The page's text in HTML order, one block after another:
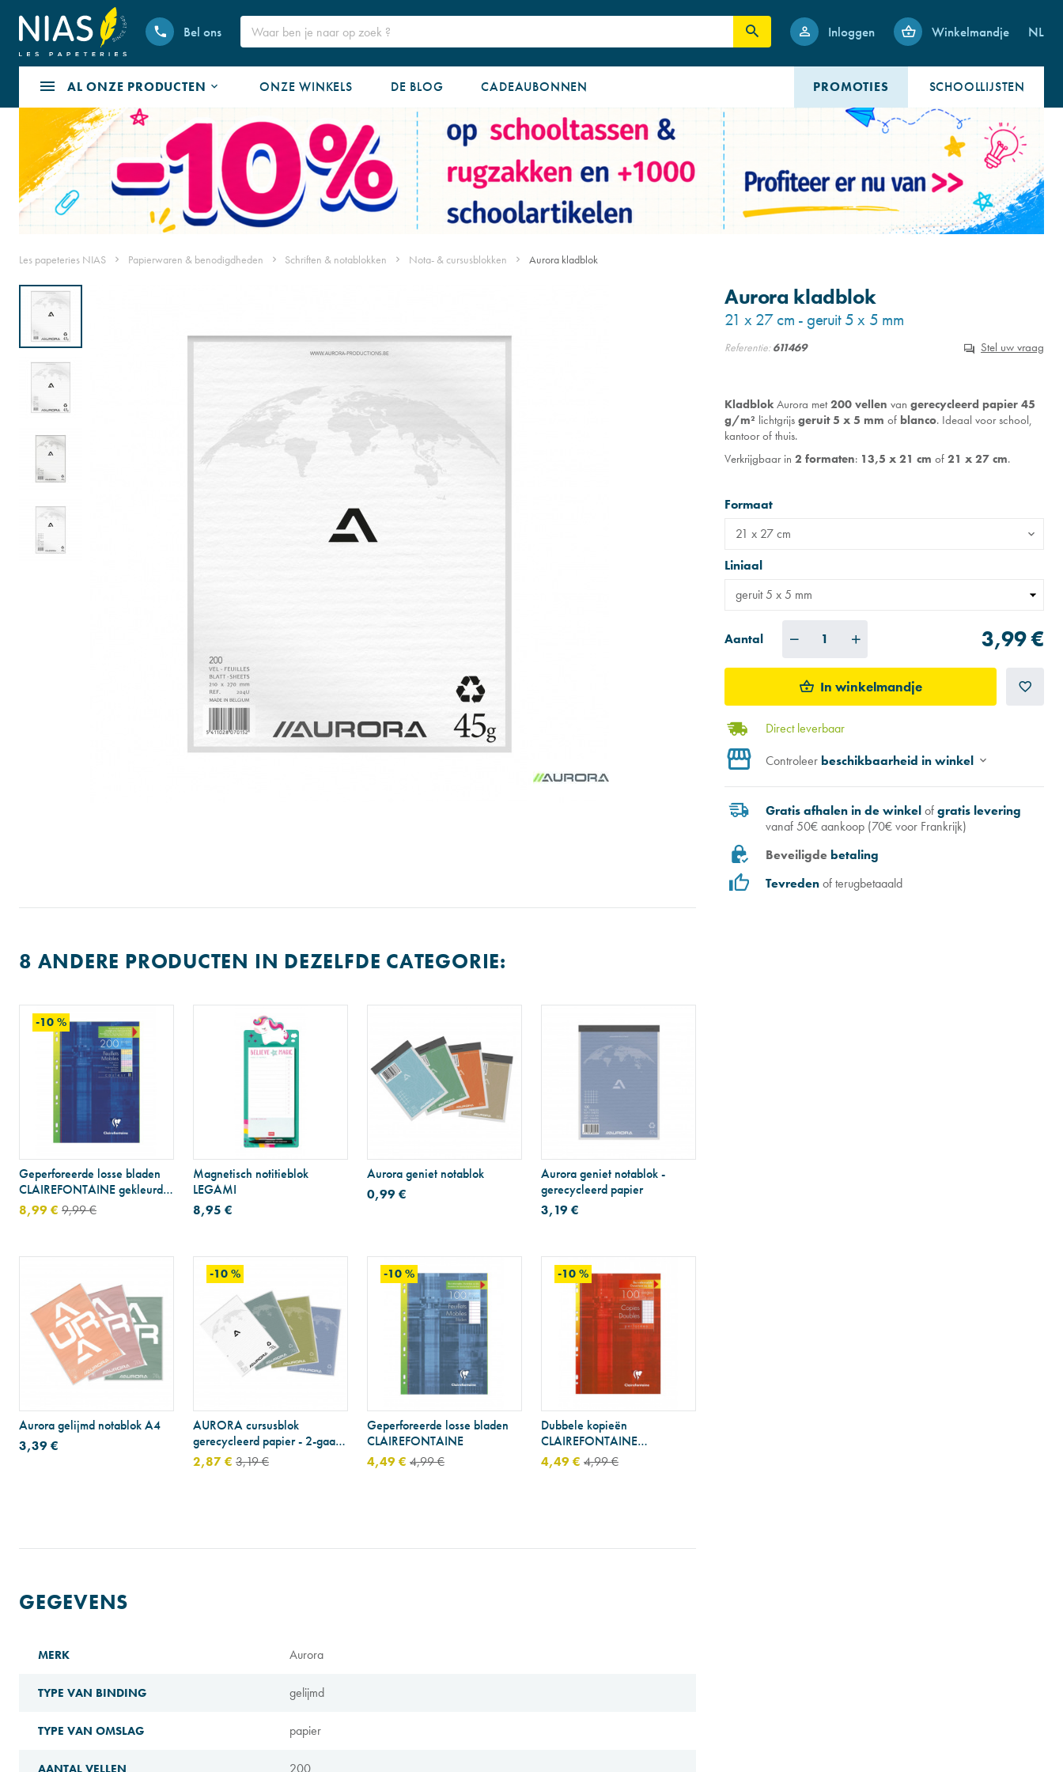
Bel ons Inloggen Winkelmandje NL
AL ONZE PRODUCTEN ONZE WINKELS SCHOOLLIJSTEN
DE BLOG CADEAUBONNEN PROMOTIES
Les papeteries NIAS Papierwaren & benodigdheden Schriften & notablokken Nota- & cursusblokken Aurora kladblok
Aurora kladblok
21 x 27 cm - geruit 5 x 5 mm
Referentie: 611469 Stel uw vraag
KladblokAurora met200 vellen van gerecycleerd papier 45
g/m² lichtgrijs geruit 5 x 5 mm of blanco. Ideaal voor school,
kantoor of thuis.
Verkrijgbaar in 2 formaten: 13,5 x 21 cm of 21 x 27 cm.
Formaat
21 x 27 cm
Liniaal
Aantal 3,99 €
In winkelmandje
Direct leverbaar
Controleer beschikbaarheid in winkel
Gratis afhalen in de winkelofgratis levering
vanaf 50€ aankoop (70€ voor Frankrijk)
Beveiligde betaling
Tevredenof terugbetaaald
8 ANDERE PRODUCTEN IN DEZELFDE CATEGORIE:
-10 %
Geperforeerde losse bladen
CLAIREFONTAINE gekleurd
papier - A4 - geruit 5 x 5 mm
8,99 € 9,99 €
Magnetisch notitieblok
LEGAMI
8,95 €
Aurora geniet notablok
0,99 €
Aurora geniet notablok -
gerecycleerd papier
3,19 €
Aurora gelijmd notablok A4
3,39 €
-10 %
AURORA cursusblok
gerecycleerd papier - 2-gaats
perforatie - A4
2,87 € 3,19 €
-10 %
Geperforeerde losse bladen
CLAIREFONTAINE
4,49 € 4,99 €
-10 %
Dubbele kopieën
CLAIREFONTAINE
geperforeerd - A4 - 100
dubbele kopieën
4,49 € 4,99 €
GEGEVENS
MERK Aurora
TYPE VAN BINDING gelijmd
TYPE VAN OMSLAG papier
AANTAL VELLEN 200